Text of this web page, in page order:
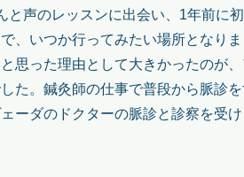
と声のレッスンに出会い、1年前に
、いつか行ってみたい場所となりま
思った理由として大きかったのが
た。鍼灸師の仕事で普段から脈診
ーダのドクターの脈診と診察を受